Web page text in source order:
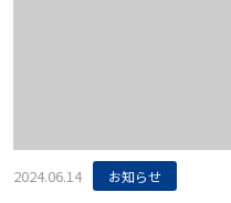
2024.06.14 お知らせ